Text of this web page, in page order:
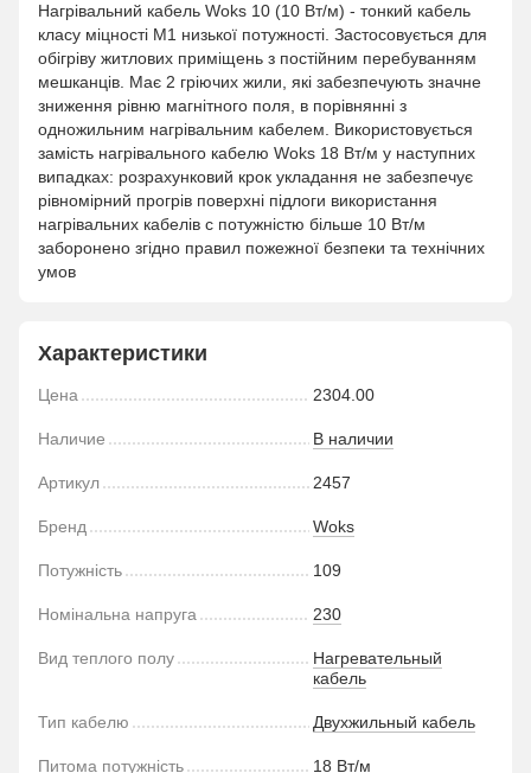
Нагрівальний кабель Woks 10 (10 Вт/м) - тонкий кабель
класу міцності М1 низької потужності. Застосовується для
обігріву житлових приміщень з постійним перебуванням
мешканців. Має 2 гріючих жили, які забезпечують значне
зниження рівню магнітного поля, в порівнянні з
одножильним нагрівальним кабелем. Використовується
замість нагрівального кабелю Woks 18 Вт/м у наступних
випадках: розрахунковий крок укладання не забезпечує
рівномірний прогрів поверхні підлоги використання
нагрівальних кабелів с потужністю більше 10 Вт/м
заборонено згідно правил пожежної безпеки та технічних
умов
Характеристики
Цена 2304.00
Наличие В наличии
Артикул 2457
Бренд Woks
Потужність 109
Номінальна напруга 230
Вид теплого полу
Нагревательный
кабель
Тип кабелю Двухжильный кабель
Питома потужність 18 Вт/м